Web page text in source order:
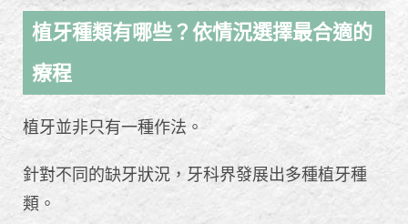
植牙種類有哪些？依情況選擇最合適的
療程
植牙並非只有一種作法。
針對不同的缺牙狀況，牙科界發展出多種植牙種
類。